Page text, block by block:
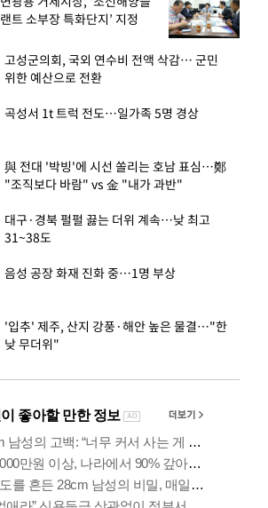
랜트 소부장 특화단지’ 지정
고성군의회, 국외 연수비 전액 삭감… 군민
위한 예산으로 전환
곡성서 1t 트럭 전도…일가족 5명 경상
與 전대 '박빙'에 시선 쏠리는 호남 표심…鄭
"조직보다 바람" vs 金 "내가 과반"
대구·경북 펄펄 끓는 더위 계속…낮 최고
31~38도
음성 공장 화재 진화 중…1명 부상
'입추' 제주, 산지 강풍·해안 높은 물결…"한
낮 무더위"